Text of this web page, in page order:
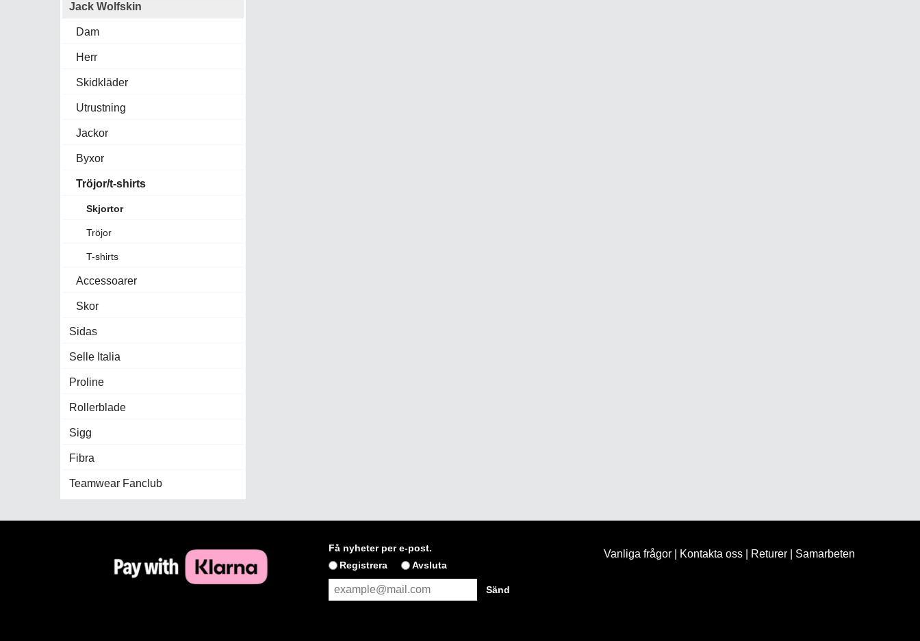
Jack Wolfskin
Dam
Herr
Skidkläder
Utrustning
Jackor
Byxor
Tröjor/t-shirts
Skjortor
Tröjor
T-shirts
Accessoarer
Skor
Sidas
Selle Italia
Proline
Rollerblade
Sigg
Fibra
Teamwear Fanclub
Få nyheter per e-post.
Registrera
Avsluta
Vanliga frågor| Kontakta oss| Returer| Samarbeten